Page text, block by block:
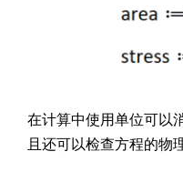
在计算中使用单位可以
且还可以检查方程的物